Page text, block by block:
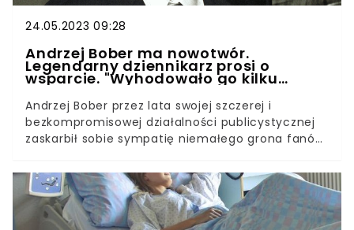
24.05.2023 09:28
Andrzej Bober ma nowotwór.
Legendarny dziennikarz prosi o
wsparcie. "Wyhodowało go kilku
lekarzy"
Andrzej Bober przez lata swojej szczerej i
bezkompromisowej działalności publicystycznej
zaskarbił sobie sympatię niemałego grona fanów.
smutną wiadomość. Zrobił to jednak w swoim
stylu.Choć w pierwszej chwili informacja
dziennikarza mogła mieć wręcz dramatyczny
wydźwięk, ten jest jednak dobrej myśli.